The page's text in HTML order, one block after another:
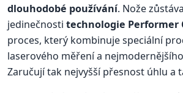
dlouhodobé používání. Nože
jedinečnosti technologie Performer
proces, který kombinuje speciální
laserového měření a
Zaručují tak nejvyšší přesnost úhlu a